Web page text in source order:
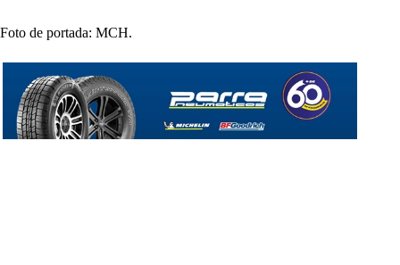
Foto de portada: MCH.